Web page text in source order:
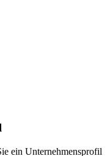
ein Unternehmensprofil